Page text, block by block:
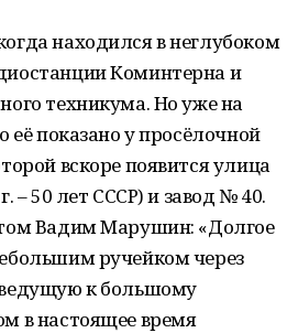
находился в неглубоком
Коминтерна и
техникума. Но уже на
её показано у просёлочной
вскоре появится улица
– 50 лет СССР) и завод № 40.
Вадим Марушин: «Долгое
ручейком через
к большому
в настоящее время